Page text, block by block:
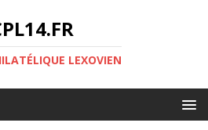
LEXOVIEN